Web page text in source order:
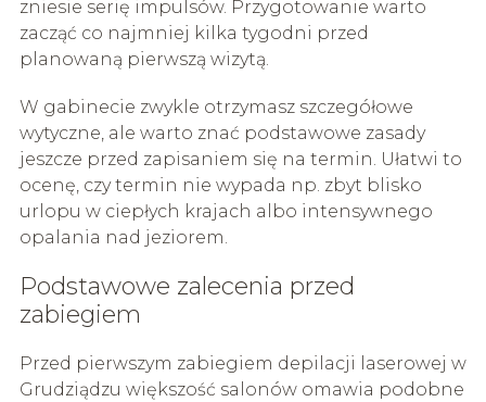
zniesie serię impulsów. Przygotowanie warto
zacząć co najmniej kilka tygodni przed
planowaną pierwszą wizytą.
W gabinecie zwykle otrzymasz szczegółowe
wytyczne, ale warto znać podstawowe zasady
jeszcze przed zapisaniem się na termin. Ułatwi to
ocenę, czy termin nie wypada np. zbyt blisko
urlopu w ciepłych krajach albo intensywnego
opalania nad jeziorem.
Podstawowe zalecenia przed
zabiegiem
Przed pierwszym zabiegiem depilacji laserowej w
Grudziądzu większość salonów omawia podobne